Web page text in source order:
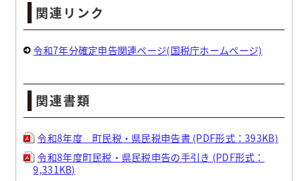
関連リンク
令和7年分確定申告関連ページ(国税庁ホームページ)
関連書類
令和8年度 町民税・県民税申告書 (PDF形式：393KB)
令和8年度町民税・県民税申告の手引き (PDF形式：
9,331KB)